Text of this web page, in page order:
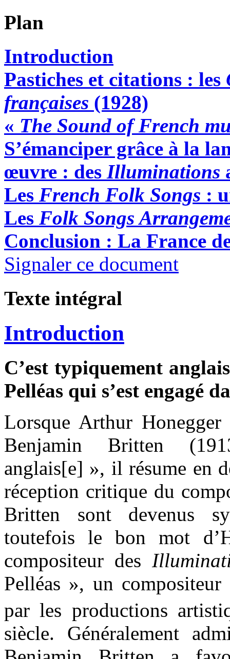
Plan
Introduction
Pastiches et citations : les
françaises (1928)
« The Sound of French
S’émanciper grâce à la
œuvre : des Illuminations
Les French Folk Songs :
Les Folk Songs
Conclusion : La France
Signaler ce document
Texte intégral
Introduction
C’est typiquement
Pelléas qui s’est engagé
Lorsque Arthur
Benjamin Britten
anglais[e] », il résume en
réception critique du
Britten sont devenus
toutefois le bon mot
compositeur des
Pelléas », un
par les productions
siècle. Généralement